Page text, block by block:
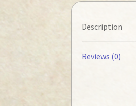
Description
Reviews (0)